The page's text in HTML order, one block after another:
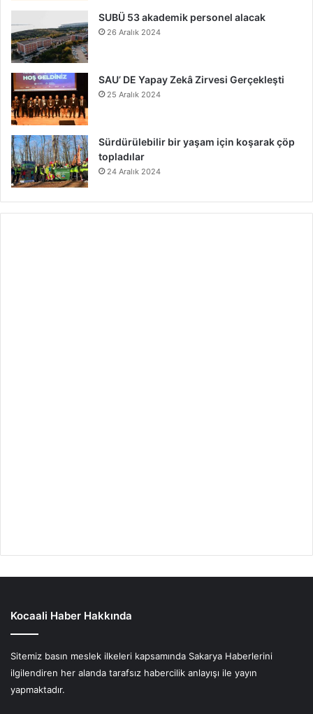
SUBÜ 53 akademik personel alacak
26 Aralık 2024
SAU’ DE Yapay Zekâ Zirvesi Gerçekleşti
25 Aralık 2024
Sürdürülebilir bir yaşam için koşarak çöp
topladılar
24 Aralık 2024
Kocaali Haber Hakkında
Sitemiz basın meslek ilkeleri kapsamında Sakarya Haberlerini
ilgilendiren her alanda tarafsız habercilik anlayışı ile yayın
yapmaktadır.